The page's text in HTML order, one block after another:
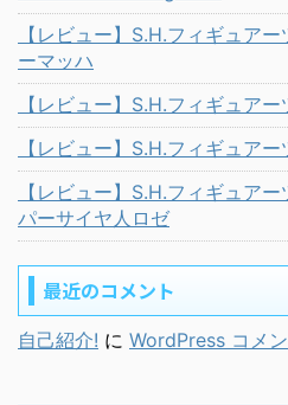
【レビュー】S.H.フィギュア
ーマッハ
【レビュー】S.H.フィギュア
【レビュー】S.H.フィギュア
【レビュー】S.H.フィギュ
パーサイヤ人ロゼ
最近のコメント
自己紹介! に WordPress コメ